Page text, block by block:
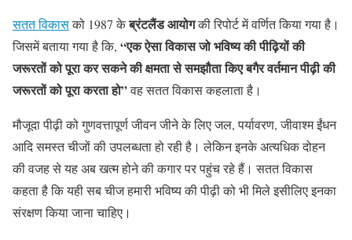
सतत विकासको 1987 केब्रंटलैंड आयोगकी रिपोर्ट में वर्णित किया गया है।
जिसमें बताया गया है कि, “एक ऐसा विकास जो भविष्य की पीढ़ियों की
जरूरतों को पूरा कर सकने की क्षमता से समझौता किए बगैर वर्तमान पीढ़ी की
जरूरतों को पूरा करता हो”वह सतत विकास कहलाता है।
मौजूदा पीढ़ी को गुणवत्तापूर्ण जीवन जीने के लिए जल, पर्यावरण, जीवाश्म ईंधन
आदि समस्त चीजों की उपलब्धता हो रही है। लेकिन इनके अत्यधिक दोहन
की वजह से यह अब खत्म होने की कगार पर पहुंच रहे हैं। सतत विकास
कहता है कि यही सब चीज हमारी भविष्य की पीढ़ी को भी मिले इसीलिए इनका
संरक्षण किया जाना चाहिए।